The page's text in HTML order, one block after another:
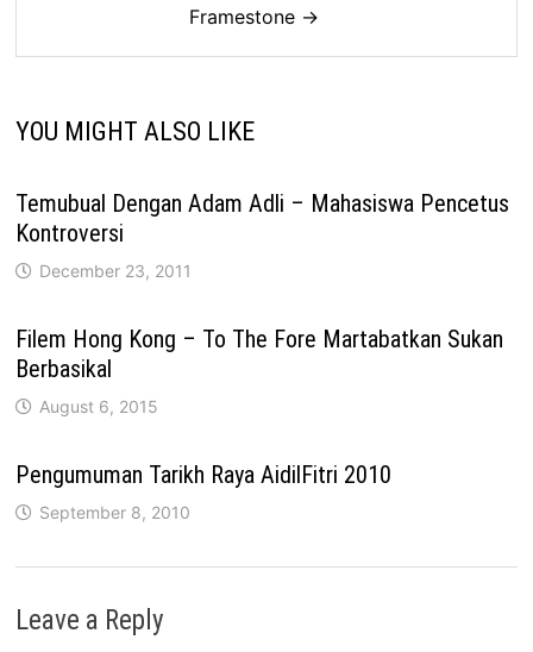
Framestone →
YOU MIGHT ALSO LIKE
Temubual Dengan Adam Adli – Mahasiswa Pencetus
Kontroversi
December 23, 2011
Filem Hong Kong – To The Fore Martabatkan Sukan
Berbasikal
August 6, 2015
Pengumuman Tarikh Raya AidilFitri 2010
September 8, 2010
Leave a Reply